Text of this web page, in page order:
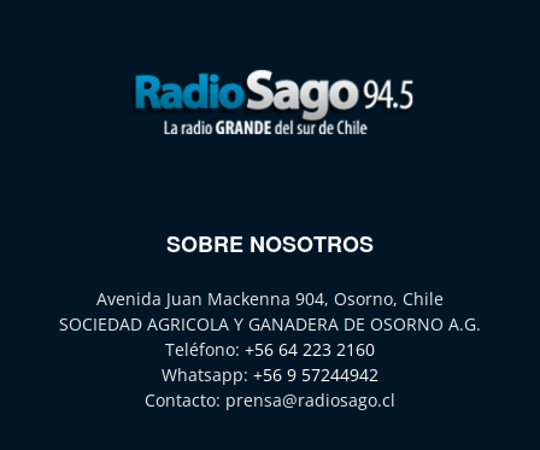
SOBRE NOSOTROS
Avenida Juan Mackenna 904, Osorno, Chile
SOCIEDAD AGRICOLA Y GANADERA DE OSORNO A.G.
Teléfono: +56 64 223 2160
Whatsapp: +56 9 57244942
Contacto: prensa@radiosago.cl